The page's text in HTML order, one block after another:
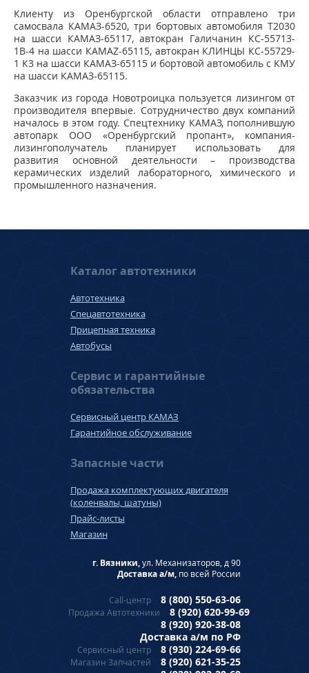
КОНТАКТНАЯ ИНФОРМАЦИЯ
Клиенту из Оренбургской области отправлено три
самосвала КАМАЗ-6520, три бортовых автомобиля Т2030
на шасси КАМАЗ-65117, автокран Галичанин КС-55713-
1В-4 на шасси КАМАZ-65115, автокран КЛИНЦЫ КС-55729-
1 К3 на шасси КАМАЗ-65115 и бортовой автомобиль с КМУ
на шасси КАМАЗ-65115.
Заказчик из города Новотроицка пользуется лизингом от
производителя впервые. Сотрудничество двух компаний
началось в этом году. Спецтехнику КАМАЗ, пополнившую
автопарк ООО «Оренбургский пропант», компания-
лизингополучатель планирует использовать для
развития основной деятельности – производства
керамических изделий лабораторного, химического и
промышленного назначения.
Каталог автотехники
Автотехника
Спецавтотехника
Прицепная техника
Автобусы
Сервис и гарантийные
обязательства
Сервисный центр КАМАЗ
Гарантийное обслуживание
Запасные части
Продажа комплектующих двигателя
(коленвалы, шатуны)
Прайс-листы
Магазин
г. Вязники,ул. Механизаторов, д 90
Доставка а/м, по всей России
Call-центр 8 (800) 550-63-06
Продажа Автотехники
8 (920) 620-99-69
8 (920) 920-38-08
Доставка а/м по РФ
Сервисный центр 8 (930) 224-69-66
Магазин Запчастей
8 (920) 621-35-25